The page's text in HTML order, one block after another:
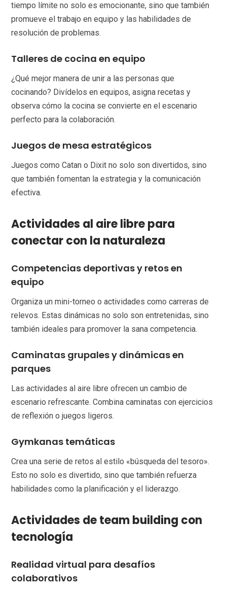
tiempo límite no solo es emocionante, sino que también
promueve el trabajo en equipo y las habilidades de
resolución de problemas.
Talleres de cocina en equipo
¿Qué mejor manera de unir a las personas que
cocinando? Divídelos en equipos, asigna recetas y
observa cómo la cocina se convierte en el escenario
perfecto para la colaboración.
Juegos de mesa estratégicos
Juegos como Catan o Dixit no solo son divertidos, sino
que también fomentan la estrategia y la comunicación
efectiva.
Actividades al aire libre para
conectar con la naturaleza
Competencias deportivas y retos en
equipo
Organiza un mini-torneo o actividades como carreras de
relevos. Estas dinámicas no solo son entretenidas, sino
también ideales para promover la sana competencia.
Caminatas grupales y dinámicas en
parques
Las actividades al aire libre ofrecen un cambio de
escenario refrescante. Combina caminatas con ejercicios
de reflexión o juegos ligeros.
Gymkanas temáticas
Crea una serie de retos al estilo «búsqueda del tesoro».
Esto no solo es divertido, sino que también refuerza
habilidades como la planificación y el liderazgo.
Actividades de team building con
tecnología
Realidad virtual para desafíos
colaborativos